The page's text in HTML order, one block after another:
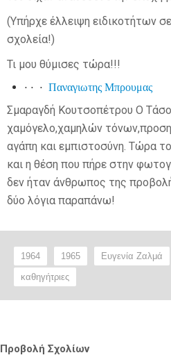
(Υπήρχε έλλειψη ειδικοτήτων
σχολεία!)
Τι μου θύμισες τώρα!!!
· · · Παναγιωτης Μπρουμας
Σμαραγδή Κουτσοπέτρου Ο
χαμόγελο,χαμηλών
αγάπη και εμπιστοσύνη. Τώρα
και η θέση που πήρε στην
δεν ήταν άνθρωπος της
δύο λόγια παραπάνω!
1964 1965 Ευγενία Ζαλμά
καθηγήτριες
Προβολή Σχολίων